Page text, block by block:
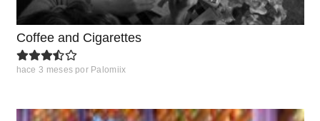
Coffee and Cigarettes
hace 3 meses por Palomiix